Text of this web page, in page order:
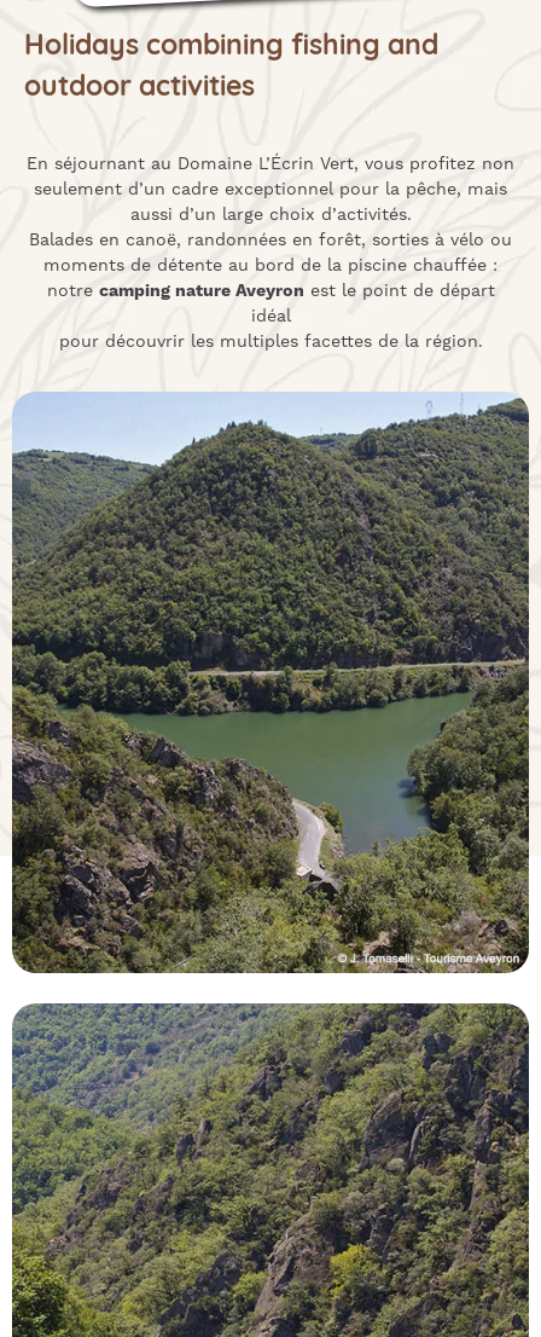
Holidays combining fishing and
outdoor activities
En séjournant au Domaine L’Écrin Vert, vous profitez non
seulement d’un cadre exceptionnel pour la pêche, mais
aussi d’un large choix d’activités.
Balades en canoë, randonnées en forêt, sorties à vélo ou
moments de détente au bord de la piscine chauffée :
notre camping nature Aveyron est le point de départ
idéal
pour découvrir les multiples facettes de la région.